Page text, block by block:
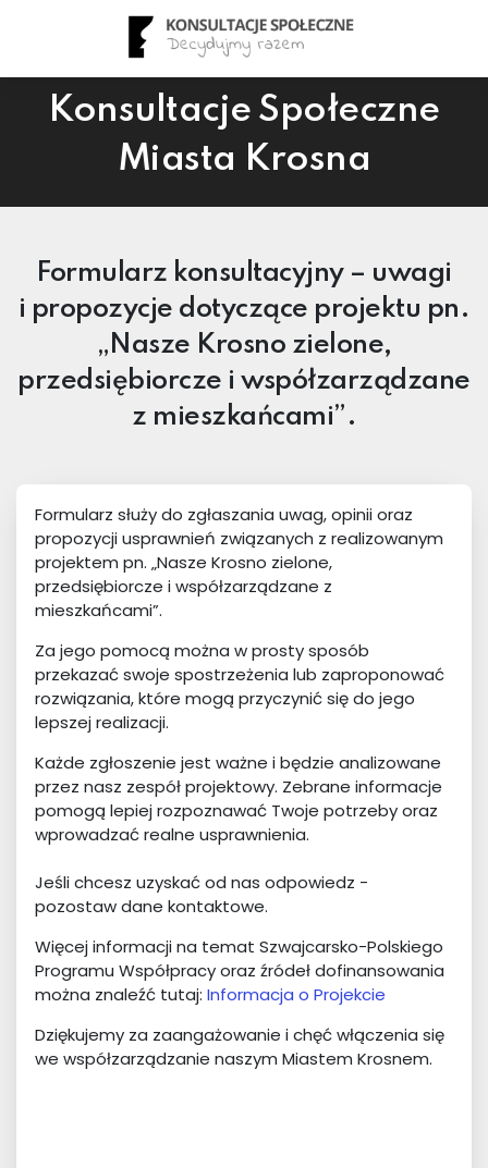
Konsultacje Społeczne
Miasta Krosna
Formularz konsultacyjny – uwagi
i propozycje dotyczące projektu pn.
„Nasze Krosno zielone,
przedsiębiorcze i współzarządzane
z mieszkańcami”.
Formularz służy do zgłaszania uwag, opinii oraz
propozycji usprawnień związanych z realizowanym
projektem pn. „Nasze Krosno zielone,
przedsiębiorcze i współzarządzane z
mieszkańcami”.
Za jego pomocą można w prosty sposób
przekazać swoje spostrzeżenia lub zaproponować
rozwiązania, które mogą przyczynić się do jego
lepszej realizacji.
Każde zgłoszenie jest ważne i będzie analizowane
przez nasz zespół projektowy. Zebrane informacje
pomogą lepiej rozpoznawać Twoje potrzeby oraz
wprowadzać realne usprawnienia.
Jeśli chcesz uzyskać od nas odpowiedz -
pozostaw dane kontaktowe.
Więcej informacji na temat Szwajcarsko-Polskiego
Programu Współpracy oraz źródeł dofinansowania
można znaleźć tutaj: Informacja o Projekcie
Dziękujemy za zaangażowanie i chęć włączenia się
we współzarządzanie naszym Miastem Krosnem.